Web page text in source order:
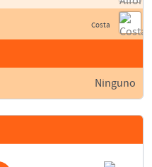
Costa
Ninguno